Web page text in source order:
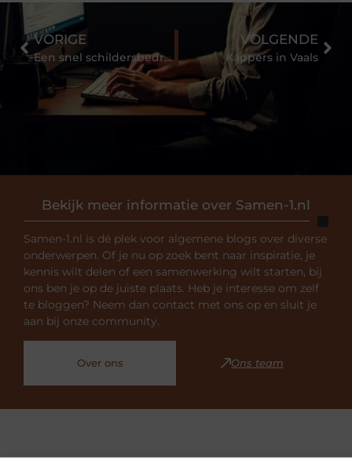
Bekijk meer informatie over Samen-1.nl
Samen-1.nl is dé plek voor algemene blogs over diverse
onderwerpen. Of je nu op zoek bent naar inspiratie, je
kennis wilt delen of een samenwerking wilt starten, bij
ons ben je op de juiste plaats. Heb je interesse om zelf
te bloggen? Neem dan contact met ons op en sluit je
aan bij onze community.
Over ons Ons team
VORIGE
Een snel schildersbedrijf in Zuid-Holland
VOLGENDE
Kappers in Vaals